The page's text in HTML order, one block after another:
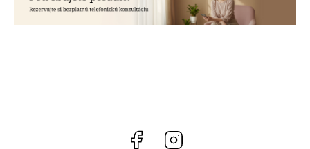
Facebook